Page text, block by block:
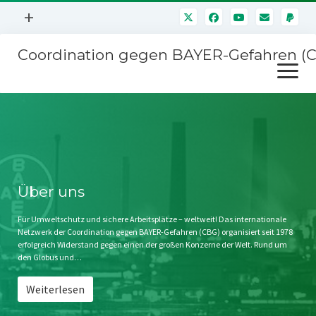
Menü
+
Mitmachen
Kontakt
Impressum
Störfälle
Coordination gegen BAYER-Gefahren
Menü
öffnen
Stichwort BAYER
Jahrestagung
SPENDEN
Über uns
Für Umweltschutz und sichere Arbeitsplätze – weltweit! Das internationale
Netzwerk der Coordination gegen BAYER-Gefahren (CBG) organisiert seit 1978
erfolgreich Widerstand gegen einen der großen Konzerne der Welt. Rund um
den Globus und…
Weiterlesen